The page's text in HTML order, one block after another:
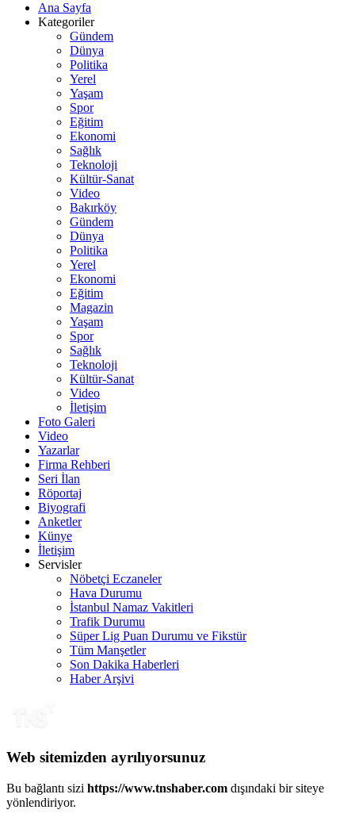
Ana Sayfa
Kategoriler
Gündem
Dünya
Politika
Yerel
Yaşam
Spor
Eğitim
Ekonomi
Sağlık
Teknoloji
Kültür-Sanat
Video
Bakırköy
Gündem
Dünya
Politika
Yerel
Ekonomi
Eğitim
Magazin
Yaşam
Spor
Sağlık
Teknoloji
Kültür-Sanat
Video
İletişim
Foto Galeri
Video
Yazarlar
Firma Rehberi
Seri İlan
Röportaj
Biyografi
Anketler
Künye
İletişim
Servisler
Nöbetçi Eczaneler
Hava Durumu
İstanbul Namaz Vakitleri
Trafik Durumu
Süper Lig Puan Durumu ve Fikstür
Tüm Manşetler
Son Dakika Haberleri
Haber Arşivi
Web sitemizden ayrılıyorsunuz
Bu bağlantı sizi https://www.tnshaber.com dışındaki bir siteye
yönlendiriyor.